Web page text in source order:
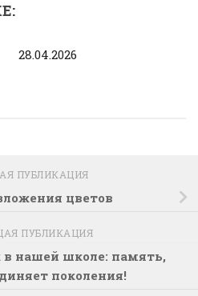
28.04.2026
ПУБЛИКАЦИЯ
цветов
ПУБЛИКАЦИЯ
нашей школе: память,
поколения!